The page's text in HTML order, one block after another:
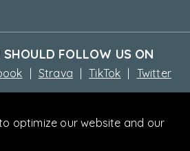
optimize our website and our
SHOULD FOLLOW US ON
Strava TikTok Twitter